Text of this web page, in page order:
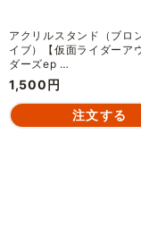
アクリルスタンド（ブロ
イブ）【仮面ライダーア
ダーズep …
1,500円